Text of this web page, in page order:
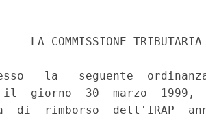
LA COMMISSIONE TRIBUTARIA
la   seguente
il  giorno  30  marzo
di  rimborso  dell'IRAP